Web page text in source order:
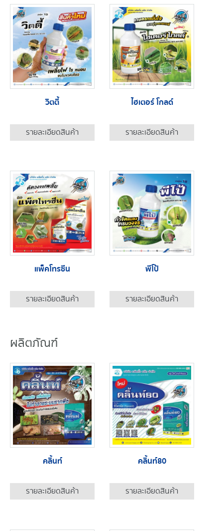
วิตตี้
รายละเอียดสินค้า
ไฮเตอร์ โกลด์
รายละเอียดสินค้า
แพ็คโทรซีน
รายละเอียดสินค้า
พีโป้
รายละเอียดสินค้า
ผลิตภัณฑ์
คลิ้นท์
รายละเอียดสินค้า
คลิ้นท์80
รายละเอียดสินค้า